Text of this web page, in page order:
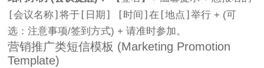
[会议名称]将于 [日期] [时间]在 [地点]举行 + (可
选：注意事项/签到方式) + 请准时参加。
营销推广类短信模板 (Marketing Promotion
Template)